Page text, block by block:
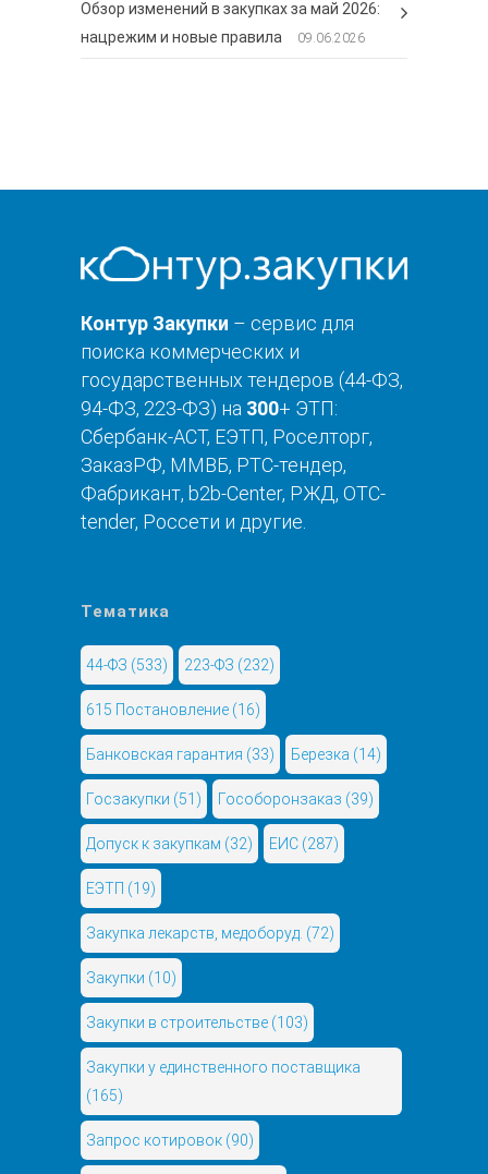
Обзор изменений в закупках за май 2026:
нацрежим и новые правила
09.06.2026
Контур Закупки – сервис для
поиска коммерческих и
государственных тендеров (44-ФЗ,
94-ФЗ, 223-ФЗ) на 300+ ЭТП:
Сбербанк-АСТ, ЕЭТП, Роселторг,
ЗаказРФ, ММВБ, РТС-тендер,
Фабрикант, b2b-Center, РЖД, OTC-
tender, Россети и другие.
Тематика
44-ФЗ (533) 223-ФЗ (232)
615 Постановление (16)
Банковская гарантия (33) Березка (14)
Госзакупки (51) Гособоронзаказ (39)
Допуск к закупкам (32) ЕИС (287)
ЕЭТП (19)
Закупка лекарств, медоборуд. (72)
Закупки (10)
Закупки в строительстве (103)
Закупки у единственного поставщика
(165)
Запрос котировок (90)